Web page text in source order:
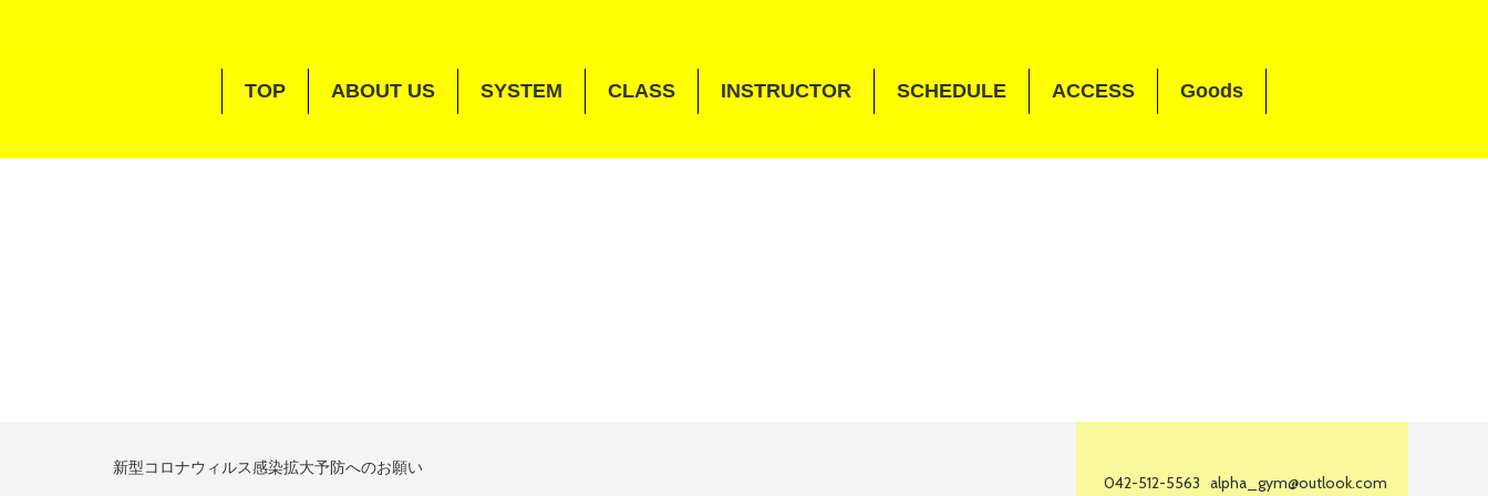
TOP ABOUT US SYSTEM CLASS INSTRUCTOR SCHEDULE ACCESS Goods
新型コロナウィルス感染拡大予防へのお願い
042-512-5563 alpha_gym@outlook.com